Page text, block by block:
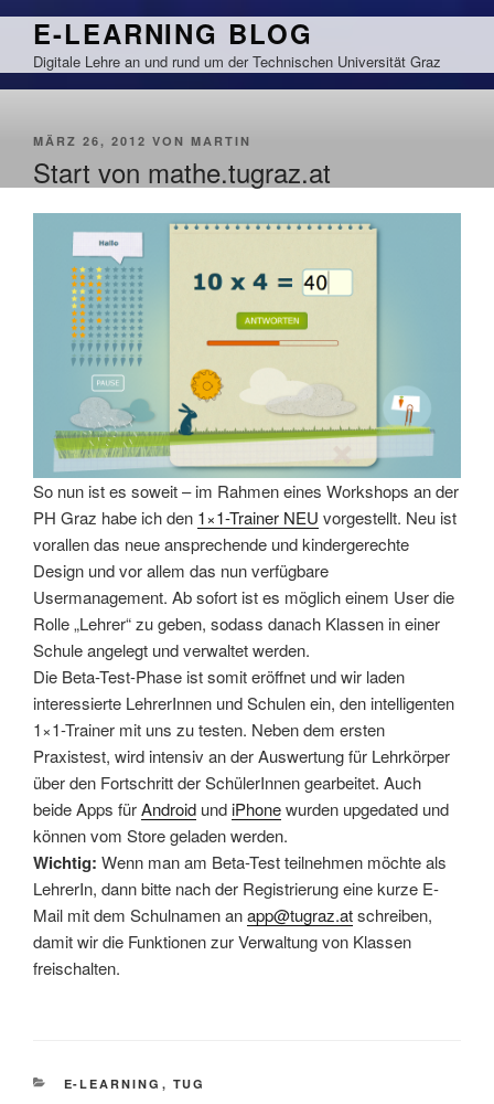
Zum
springen
E-LEARNING BLOG
Digitale Lehre an und rund um der Technischen Universität Graz
VERÖFFENTLICHT
MÄRZ 26, 2012 VON MARTIN
Start von mathe.tugraz.at
So nun ist es soweit – im Rahmen eines Workshops an der
PH Graz habe ich den 1×1-Trainer NEU vorgestellt. Neu ist
vorallen das neue ansprechende und kindergerechte
Design und vor allem das nun verfügbare
Usermanagement. Ab sofort ist es möglich einem User die
Rolle „Lehrer“ zu geben, sodass danach Klassen in einer
Schule angelegt und verwaltet werden.
Die Beta-Test-Phase ist somit eröffnet und wir laden
interessierte LehrerInnen und Schulen ein, den intelligenten
1×1-Trainer mit uns zu testen. Neben dem ersten
Praxistest, wird intensiv an der Auswertung für Lehrkörper
über den Fortschritt der SchülerInnen gearbeitet. Auch
beide Apps fürAndroid undiPhonewurden upgedated und
können vom Store geladen werden.
Wichtig: Wenn man am Beta-Test teilnehmen möchte als
LehrerIn, dann bitte nach der Registrierung eine kurze E-
Mail mit dem Schulnamen anapp@tugraz.atschreiben,
damit wir die Funktionen zur Verwaltung von Klassen
freischalten.
KATEGORIEN
E-LEARNING , TUG